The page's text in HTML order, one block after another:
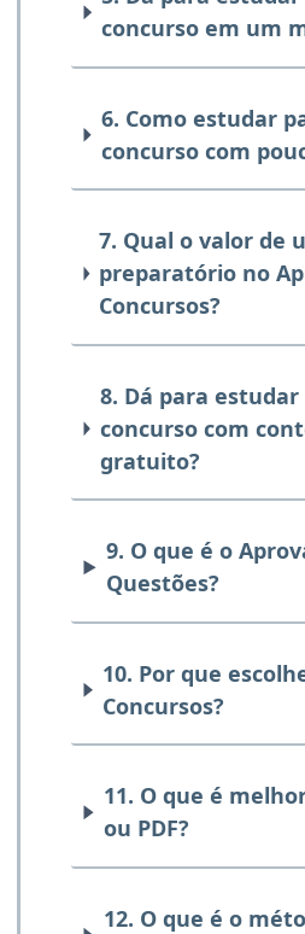
concurso em um
6. Como estudar
concurso com
7. Qual o valor de
preparatório no
Concursos?
8. Dá para estudar
concurso com
gratuito?
9. O que é o
Questões?
10. Por que
Concursos?
11. O que é
ou PDF?
12. O que é o